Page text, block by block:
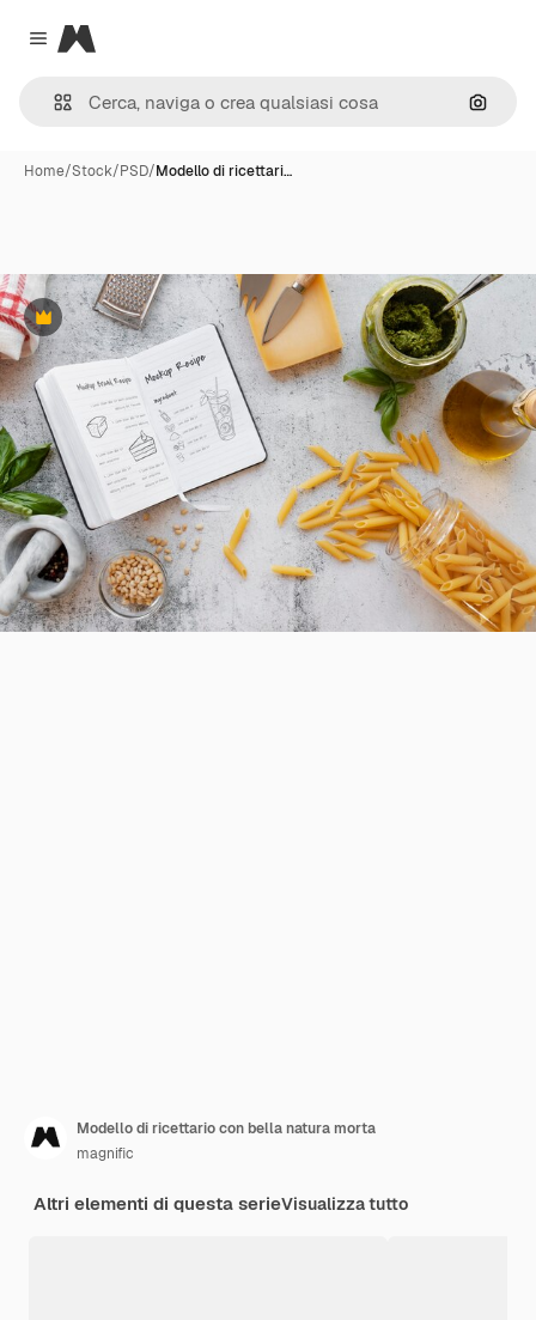
Close menu
Magnific
Cerca
Home/Stock/PSD/Modello di ricettari…
Premium
Modello di ricettario con bella natura morta
magnific
Altri elementi di questa serieVisualizza tutto